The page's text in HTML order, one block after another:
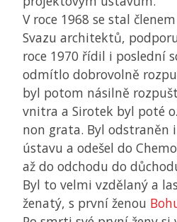
V roce 1968 se stal
Svazu architektů,
roce 1970 řídil i poslední
odmítlo dobrovolně
byl potom násilně
vnitra a Sirotek byl poté
non grata. Byl odstraněn
ústavu a odešel do
až do odchodu do
Byl to velmi vzdělaný a
ženatý, s první ženou